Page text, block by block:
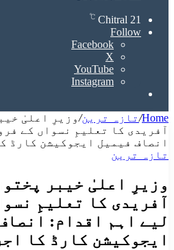
Chitral 21
℃
Follow
Facebook
X
YouTube
Instagram
Home
/تازہ ترین/وزیرِ اعلیٰ
آفریدی کا تعلیمِ نسواں کے
انصاف فیمیل ایجوکیشن کارڈ
تازہ ترین
وزیرِ اعلیٰ خیبر
آفریدی کا تعلیمِ
لیے اہم اقدام:
ایجوکیشن کارڈ کا